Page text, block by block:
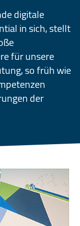
digitale
in sich, stellt
für unsere
so früh wie
der